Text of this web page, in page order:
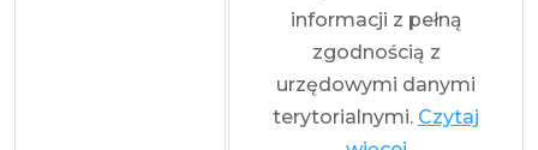
informacji z pełną
zgodnością z
urzędowymi danymi
terytorialnymi. Czytaj